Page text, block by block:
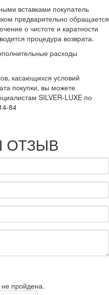
вставками покупатель
предварительно обращается
о чистоте и каратности
процедура возврата.
расходы
касающихся условий
покупки, вы можете
SILVER-LUXE по
84
ОТЗЫВ
пройдена.